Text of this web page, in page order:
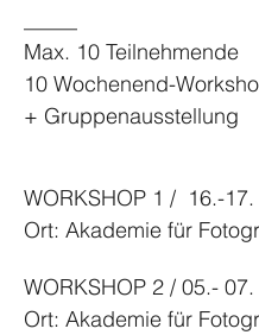
Max. 10 Teilnehmende
10 Wochenend-
+ Gruppenausstellung
WORKSHOP 1 /  16.-
Ort: Akademie für
WORKSHOP 2 / 05.-
Ort: Akademie für